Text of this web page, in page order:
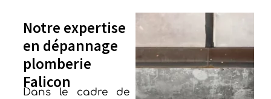
Notre expertise
en dépannage
plomberie
Falicon
Dans le cadre de